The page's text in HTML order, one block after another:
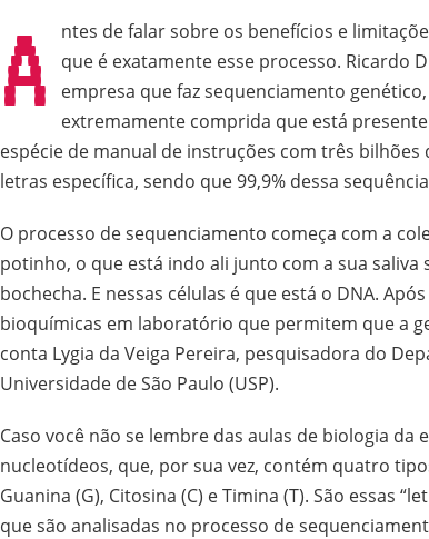
A
ntes de falar sobre os benefícios e
que é exatamente esse processo. Ricardo
empresa que faz sequenciamento
extremamente comprida que está
espécie de manual de instruções com três
letras específica, sendo que 99,9% dessa
O processo de sequenciamento começa com a
potinho, o que está indo ali junto com a sua
bochecha. E nessas células é que está o DNA.
bioquímicas em laboratório que permitem que a
conta Lygia da Veiga Pereira, pesquisadora do
Universidade de São Paulo (USP).
Caso você não se lembre das aulas de biologia
nucleotídeos, que, por sua vez, contém quatro
Guanina (G), Citosina (C) e Timina (T). São essas
que são analisadas no processo de